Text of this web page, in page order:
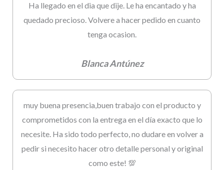
Ha llegado en el dia que dije. Le ha encantado y ha
quedado precioso. Volvere a hacer pedido en cuanto
tenga ocasion.
Blanca Antúnez
muy buena presencia,buen trabajo con el producto y
comprometidos con la entrega en el día exacto que lo
necesite. Ha sido todo perfecto, no dudare en volver a
pedir si necesito hacer otro detalle personal y original
como este! 💯